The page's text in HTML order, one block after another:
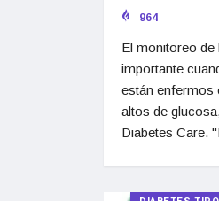
964
El monitoreo de
importante
están enfermos
altos de
Diabetes Care.